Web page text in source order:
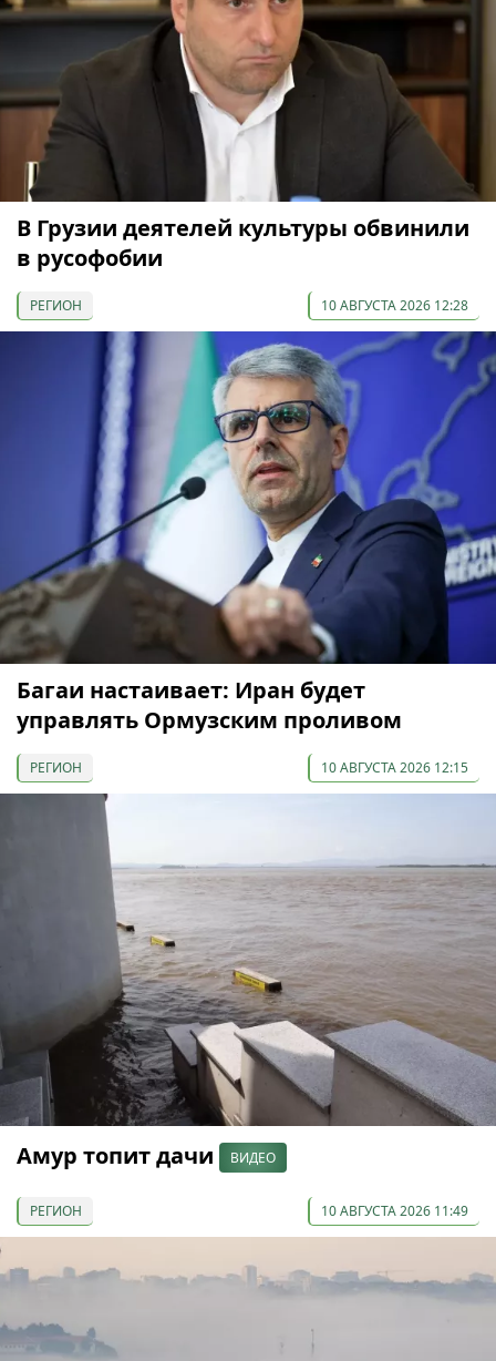
В Грузии деятелей культуры обвинили
в русофобии
РЕГИОН 10 АВГУСТА 2026 12:28
Багаи настаивает: Иран будет
управлять Ормузским проливом
РЕГИОН 10 АВГУСТА 2026 12:15
Амур топит дачи ВИДЕО
РЕГИОН 10 АВГУСТА 2026 11:49